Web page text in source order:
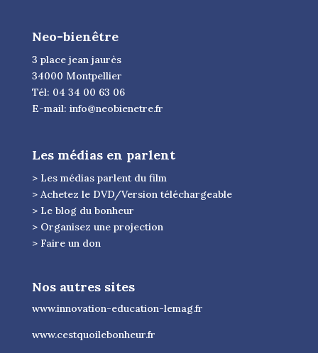
Neo-bienêtre
3 place jean jaurès
34000 Montpellier
Tél: 04 34 00 63 06
E-mail: info@neobienetre.fr
Les médias en parlent
> Les médias parlent du film
> Achetez le DVD/Version téléchargeable
> Le blog du bonheur
> Organisez une projection
> Faire un don
Nos autres sites
www.innovation-education-lemag.fr
www.cestquoilebonheur.fr